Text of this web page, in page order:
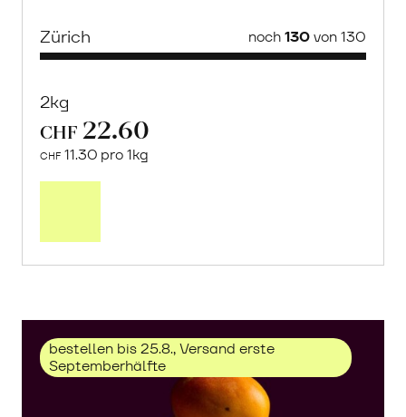
Zürich noch130von 130
2kg
CHF 22.60
CHF 11.30 pro 1kg
erfahren
bestellen bis 25.8., Versand erste
Septemberhälfte